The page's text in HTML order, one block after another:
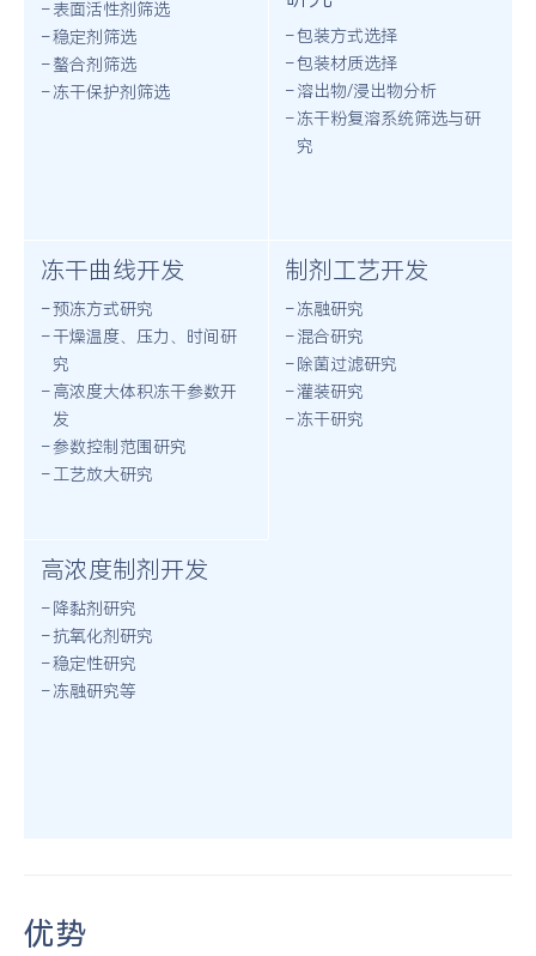
表面活性剂筛选
稳定剂筛选
螯合剂筛选
冻干保护剂筛选
包装方式选择
包装材质选择
溶出物/浸出物分析
冻干粉复溶系统筛选与研
究
冻干曲线开发
预冻方式研究
干燥温度、压力、时间研
究
高浓度大体积冻干参数开
发
参数控制范围研究
工艺放大研究
制剂工艺开发
冻融研究
混合研究
除菌过滤研究
灌装研究
冻干研究
高浓度制剂开发
降黏剂研究
抗氧化剂研究
稳定性研究
冻融研究等
优势